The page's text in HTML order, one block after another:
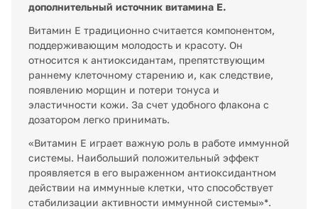
дополнительный источник витамина Е.
Витамин Е традиционно считается компонентом,
поддерживающим молодость и красоту. Он
относится к антиоксидантам, препятствующим
раннему клеточному старению и, как следствие,
появлению морщин и потери тонуса и
эластичности кожи. За счет удобного флакона с
дозатором легко принимать.
«Витамин Е играет важную роль в работе иммунной
системы. Наибольший положительный эффект
проявляется в его выраженном антиоксидантном
действии на иммунные клетки, что способствует
стабилизации активности иммунной системы»*.